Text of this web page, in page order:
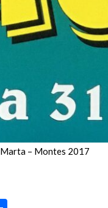
Marta – Montes 2017